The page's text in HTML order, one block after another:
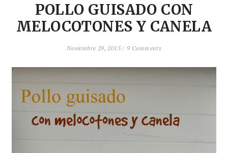
POLLO GUISADO CON
MELOCOTONES Y CANELA
Noviembre 29, 2015 / 9 Comments